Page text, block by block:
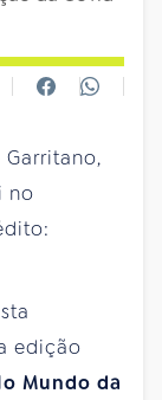
edição
Mundo da